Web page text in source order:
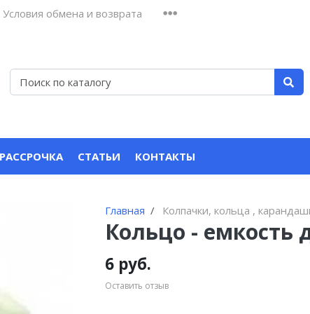
Условия обмена и возврата
СТАТЬИ КОНТАКТЫ
Главная Колпачки, кольца ,
Кольцо - емкость
6 руб.
Оставить отзыв